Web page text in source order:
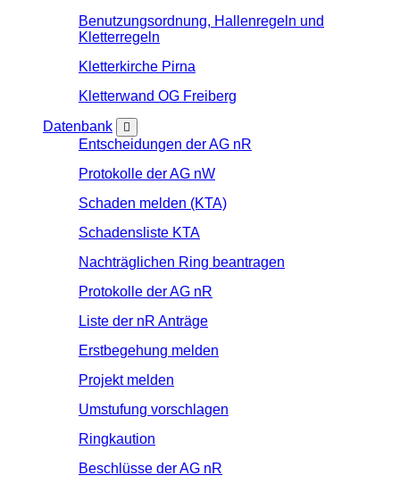
Benutzungsordnung, Hallenregeln und
Kletterregeln
Kletterkirche Pirna
Kletterwand OG Freiberg
Datenbank
Entscheidungen der AG nR
Protokolle der AG nW
Schaden melden (KTA)
Schadensliste KTA
Nachträglichen Ring beantragen
Protokolle der AG nR
Liste der nR Anträge
Erstbegehung melden
Projekt melden
Umstufung vorschlagen
Ringkaution
Beschlüsse der AG nR